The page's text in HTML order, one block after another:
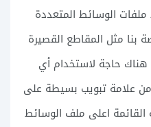
الوسائط المتعددة
بنا مثل المقاطع القصيرة
حاجة لاستخدام أي
علامة تبويب بسيطة على
القائمة اعلى ملف الوسائط